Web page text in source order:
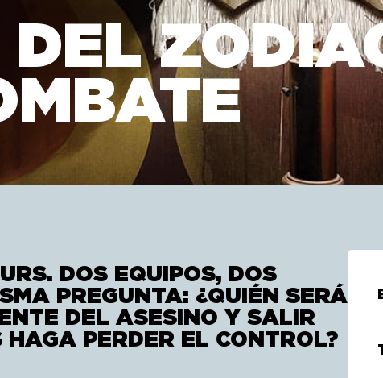
DOS EQUIPOS, DOS
PREGUNTA: ¿QUIÉN SERÁ
DEL ASESINO Y SALIR
PERDER EL CONTROL?